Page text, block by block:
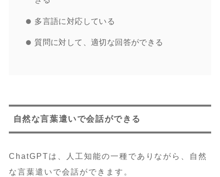
多言語に対応している
質問に対して、適切な回答ができる
自然な言葉遣いで会話ができる
ChatGPTは、人工知能の一種でありながら、自然
な言葉遣いで会話ができます。